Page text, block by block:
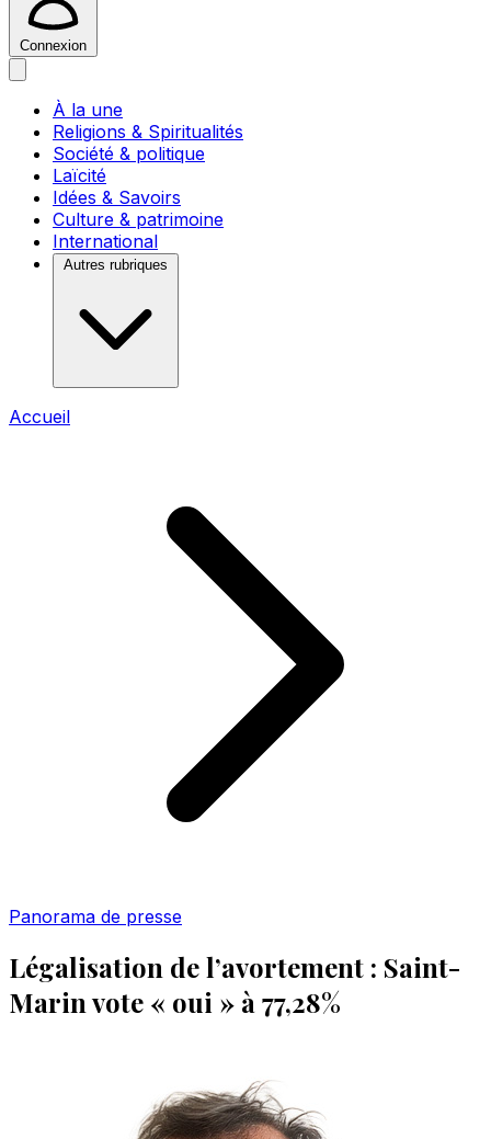
Connexion
À la une
Religions & Spiritualités
Société & politique
Laïcité
Idées & Savoirs
Culture & patrimoine
International
Autres rubriques
Accueil
Panorama de presse
Légalisation de l’avortement : Saint-
Marin vote « oui » à 77,28%